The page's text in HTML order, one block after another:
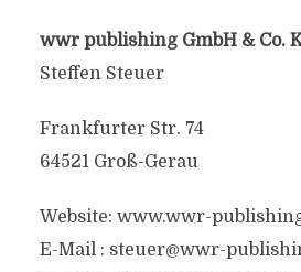
wwr publishing GmbH & Co.
Steffen Steuer
Frankfurter Str. 74
64521 Groß-Gerau
Website: www.wwr-
E-Mail : steuer@wwr-